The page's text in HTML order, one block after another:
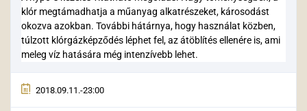
klór megtámadhatja a műanyag alkatrészeket, károsodást
okozva azokban. További hátárnya, hogy használat közben,
túlzott klórgázképződés léphet fel, az átöblítés ellenére is, ami
meleg víz hatására még intenzívebb lehet.
2018.09.11.-23:00